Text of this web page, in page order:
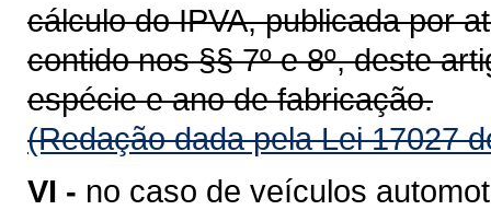
cálculo do IPVA, publicada por
contido nos §§ 7º e 8º, deste
espécie e ano de fabricação.
(Redação dada pela Lei 17027
VI - no caso de veículos